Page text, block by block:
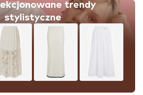
trendy
stylistyczne